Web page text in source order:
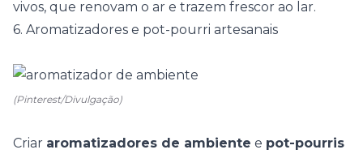
vivos, que renovam o ar e trazem frescor ao lar.
6. Aromatizadores e pot-pourri artesanais
(Pinterest/Divulgação)
Criar aromatizadores de ambiente e pot-pourris